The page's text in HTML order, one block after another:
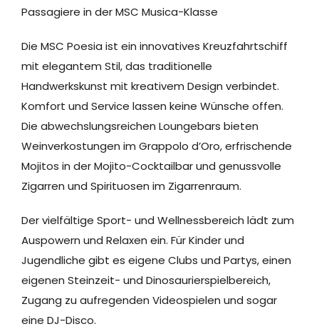
Passagiere in der MSC Musica-Klasse
Die MSC Poesia ist ein innovatives Kreuzfahrtschiff
mit elegantem Stil, das traditionelle
Handwerkskunst mit kreativem Design verbindet.
Komfort und Service lassen keine Wünsche offen.
Die abwechslungsreichen Loungebars bieten
Weinverkostungen im Grappolo d’Oro, erfrischende
Mojitos in der Mojito-Cocktailbar und genussvolle
Zigarren und Spirituosen im Zigarrenraum.
Der vielfältige Sport- und Wellnessbereich lädt zum
Auspowern und Relaxen ein. Für Kinder und
Jugendliche gibt es eigene Clubs und Partys, einen
eigenen Steinzeit- und Dinosaurierspielbereich,
Zugang zu aufregenden Videospielen und sogar
eine DJ-Disco.